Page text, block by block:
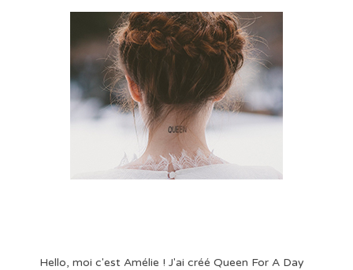
Hello, moi c'est Amélie ! J'ai créé Queen For A Day